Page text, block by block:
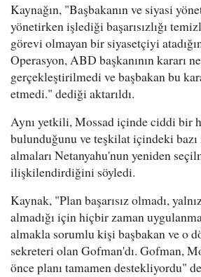
Kaynağın, "Başbakanın ve siyasi
yönetirken işlediği başarısızlığı
görevi olmayan bir siyasetçiyi
Operasyon, ABD başkanının kararı
gerçekleştirilmedi ve başbakan bu
etmedi." dediği aktarıldı.
Aynı yetkili, Mossad içinde ciddi bir
bulunduğunu ve teşkilat içindeki
almaları Netanyahu'nun yeniden
ilişkilendirdiğini söyledi.
Kaynak, "Plan başarısız olmadı,
almadığı için hiçbir zaman
almakla sorumlu kişi başbakan ve o
sekreteri olan Gofman'dı. Gofman,
önce planı tamamen destekliyordu"